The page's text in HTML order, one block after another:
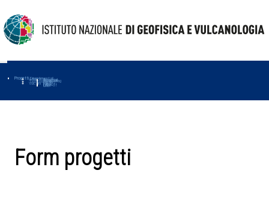
Progetti
Progetti Dipartimentali
AmbienteAmused
Macmap
Tropomag
TerremotiFurther
Muse
Vulcani First
Impact
Love-cf
Uno
Form progetti